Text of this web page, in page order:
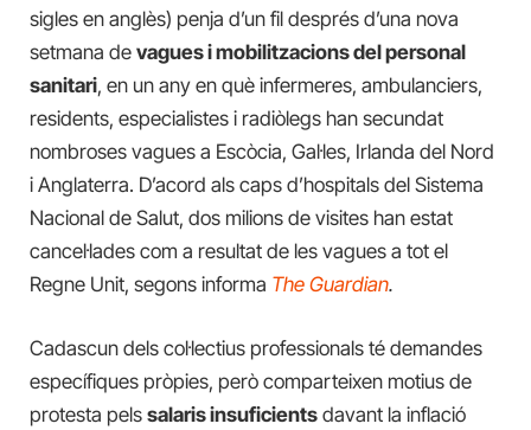
sigles en anglès) penja d’un fil després d’una nova
setmana de vagues i mobilitzacions del personal
sanitari, en un any en què infermeres, ambulanciers,
residents, especialistes i radiòlegs han secundat
nombroses vagues a Escòcia, Gal·les, Irlanda del Nord
i Anglaterra. D’acord als caps d’hospitals del Sistema
Nacional de Salut, dos milions de visites han estat
cancel·lades com a resultat de les vagues a tot el
Regne Unit, segons informa The Guardian.
Cadascun dels col·lectius professionals té demandes
específiques pròpies, però comparteixen motius de
protesta pels salaris insuficients davant la inflació